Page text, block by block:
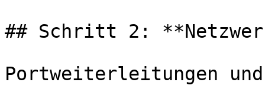
## Schritt 2:
Portweiterleitungen